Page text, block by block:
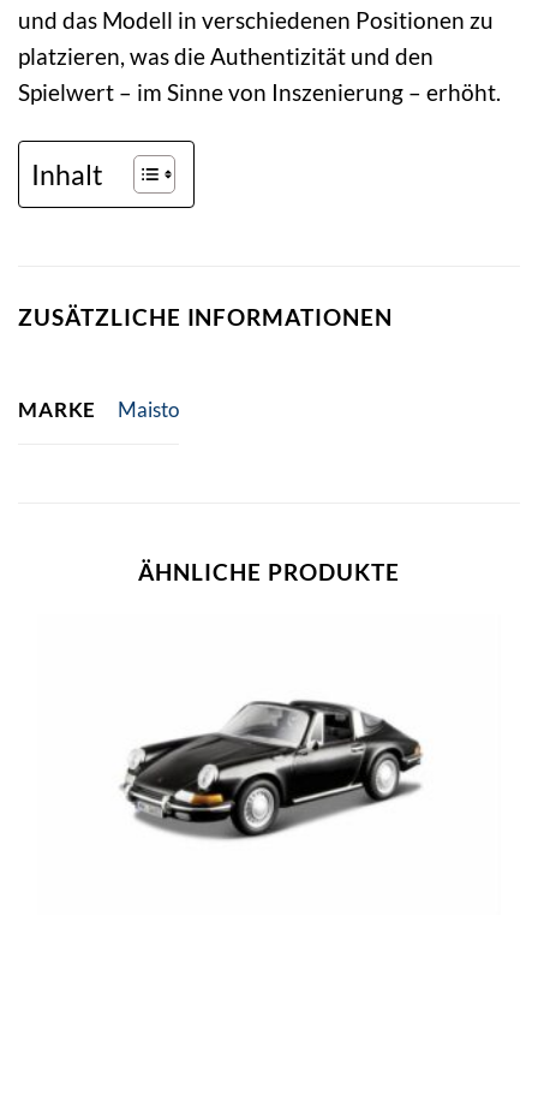
und das Modell in verschiedenen Positionen zu
platzieren, was die Authentizität und den
Spielwert – im Sinne von Inszenierung – erhöht.
Inhalt
ZUSÄTZLICHE INFORMATIONEN
MARKE Maisto
ÄHNLICHE PRODUKTE